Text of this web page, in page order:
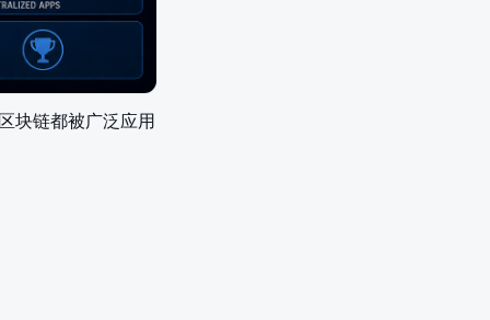
块链都被广泛应用